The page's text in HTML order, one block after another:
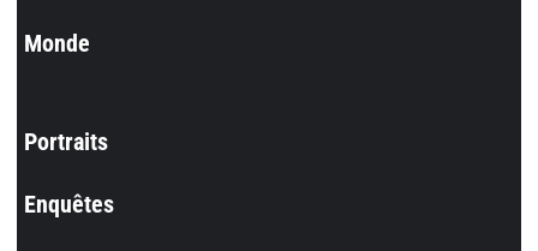
Monde
Portraits
Enquêtes